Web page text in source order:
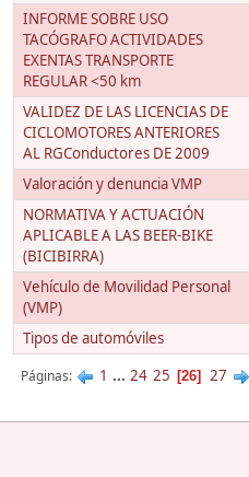
INFORME SOBRE USO
TACÓGRAFO ACTIVIDADES
EXENTAS TRANSPORTE
REGULAR <50 km
VALIDEZ DE LAS LICENCIAS DE
CICLOMOTORES ANTERIORES
AL RGConductores DE 2009
Valoración y denuncia VMP
NORMATIVA Y ACTUACIÓN
APLICABLE A LAS BEER-BIKE
(BICIBIRRA)
Vehículo de Movilidad Personal
(VMP)
Tipos de automóviles
Páginas 1 ... 24 25 26 27